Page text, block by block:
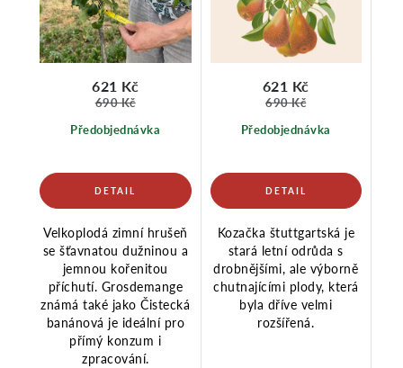
Předobjednávka
621 Kč
690 Kč
Velkoplodá zimní hrušeň
se šťavnatou dužninou a
jemnou kořenitou
příchutí. Grosdemange
známá také jako Čistecká
banánová je ideální pro
přímý konzum i
zpracování.
Předobjednávka
621 Kč
690 Kč
Kozačka štuttgartská je
stará letní odrůda s
drobnějšími, ale výborně
chutnajícími plody, která
byla dříve velmi
rozšířená.